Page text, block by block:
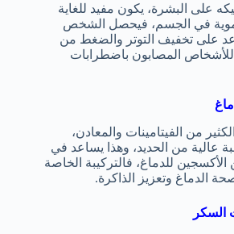
على البشرة، يكون مفيد للغاية
في الجسم، فيحصل الشخص
على تخفيف التوتر والضغط من
للأشخاص المصابون باضطرابات
من الفيتامينات والمعادن،
عالية من الحديد، وهذا يساعد في
للدماغ، فالتركيبة الخاصة
الدماغ وتعزيز الذاكرة.
السكر